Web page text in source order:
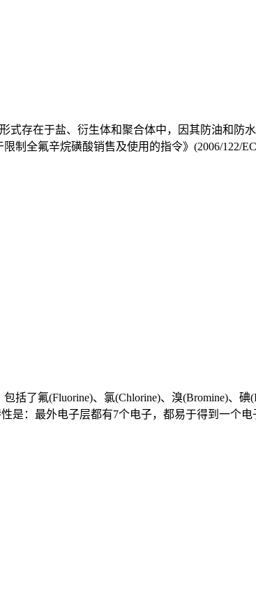
形式存在于盐、衍生体和聚合体中，因其防油和
制全氟辛烷磺酸销售及使用的指令》(2006/122/
括了氟(Fluorine)、氯(Chlorine)、溴(Bromine)、
是：最外电子层都有7个电子，都易于得到一个